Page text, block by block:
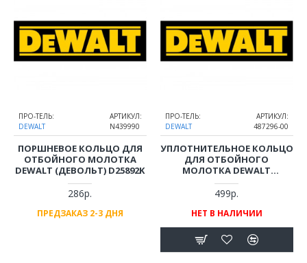
ПРО-ТЕЛЬ:
DEWALT
АРТИКУЛ:
N439990
ПОРШНЕВОЕ КОЛЬЦО ДЛЯ
ОТБОЙНОГО МОЛОТКА
DEWALT (ДЕВОЛЬТ) D25892K
286р.
ПРЕДЗАКАЗ 2-3 ДНЯ
ПРО-ТЕЛЬ:
DEWALT
АРТИКУЛ:
487296-00
УПЛОТНИТЕЛЬНОЕ КОЛЬЦО
ДЛЯ ОТБОЙНОГО
МОЛОТКА DEWALT
(ДЕВОЛЬТ) D25892K,
D25899K, D25900K, D25901K,
D25902K
499р.
НЕТ В НАЛИЧИИ